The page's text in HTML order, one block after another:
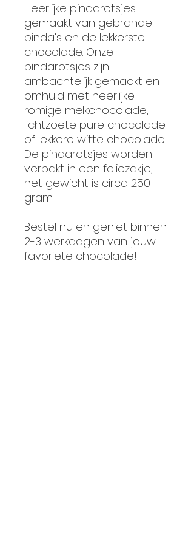
Heerlijke pindarotsjes
gemaakt van gebrande
pinda’s en de lekkerste
chocolade. Onze
pindarotsjes zijn
ambachtelijk gemaakt en
omhuld met heerlijke
romige melkchocolade,
lichtzoete pure chocolade
of lekkere witte chocolade.
De pindarotsjes worden
verpakt in een foliezakje,
het gewicht is circa 250
gram.
Bestel nu en geniet binnen
2-3 werkdagen van jouw
favoriete chocolade!